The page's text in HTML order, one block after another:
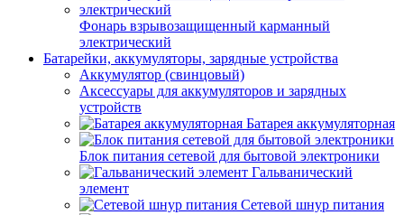
Фонарь взрывозащищенный карманный
электрический
Батарейки, аккумуляторы, зарядные устройства
Аккумулятор (свинцовый)
Аксессуары для аккумуляторов и зарядных
устройств
Батарея аккумуляторная
Блок питания сетевой для бытовой электроники
Гальванический
элемент
Сетевой шнур питания